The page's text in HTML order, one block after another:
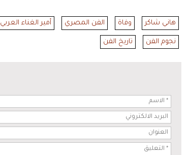
هاني شاكر وفاة الفن المصري أمير الغناء العربي
نجوم الفن تاريخ الفن